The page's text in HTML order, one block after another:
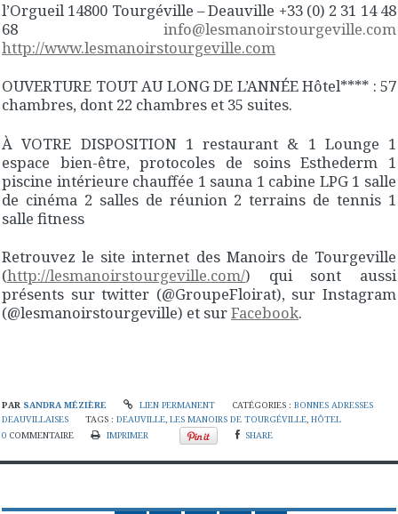
l’Orgueil 14800 Tourgéville – Deauville +33 (0) 2 31 14 48
68 info@lesmanoirstourgeville.com
http://www.lesmanoirstourgeville.com
OUVERTURE TOUT AU LONG DE L’ANNÉE Hôtel**** : 57
chambres, dont 22 chambres et 35 suites.
À VOTRE DISPOSITION 1 restaurant & 1 Lounge 1
espace bien-être, protocoles de soins Esthederm 1
piscine intérieure chauffée 1 sauna 1 cabine LPG 1 salle
de cinéma 2 salles de réunion 2 terrains de tennis 1
salle fitness
Retrouvez le site internet des Manoirs de Tourgeville
(http://lesmanoirstourgeville.com/) qui sont aussi
présents sur twitter (@GroupeFloirat), sur Instagram
(@lesmanoirstourgeville) et surFacebook.
PAR SANDRA MÉZIÈRE LIEN PERMANENT CATÉGORIES :BONNES ADRESSES
DEAUVILLAISES
TAGS :DEAUVILLE,LES MANOIRS DE TOURGÉVILLE,HÔTEL
0 COMMENTAIRE IMPRIMER SHARE